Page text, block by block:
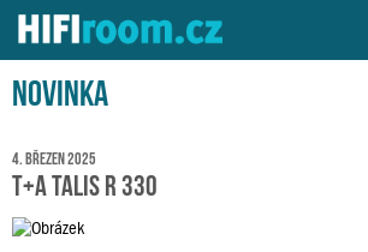
Server o Hi-Fi a AV technice
Novinka
4. březen 2025
T+A Talis R 330